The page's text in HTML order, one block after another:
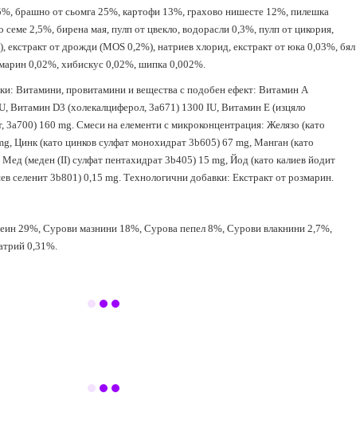
брашно от сьомга 25%, картофи 13%, грахово нишесте 12%, пилешка
2,5%, бирена мая, пулп от цвекло, водорасли 0,3%, пулп от цикория,
екстракт от дрожди (MOS 0,2%), натриев хлорид, екстракт от юка 0,03%, бял
0,02%, хибискус 0,02%, шипка 0,002%.
Витамини, провитамини и вещества с подобен ефект: Витамин А
Витамин D3 (холекалциферол, 3a671) 1300 IU, Витамин Е (изцяло
3a700) 160 mg. Смеси на елементи с микроконцентрация: Желязо (като
Цинк (като цинков сулфат монохидрат 3b605) 67 mg, Манган (като
(меден (II) сулфат пентахидрат 3b405) 15 mg, Йод (като калиев йодит
селенит 3b801) 0,15 mg. Технологични добавки: Екстракт от розмарин.
29%, Сурови мазнини 18%, Сурова пепел 8%, Сурови влакнини 2,7%,
0,31%.